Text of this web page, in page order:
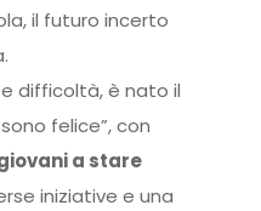
il futuro incerto
difficoltà, è nato il
felice”, con
a stare
iniziative e una